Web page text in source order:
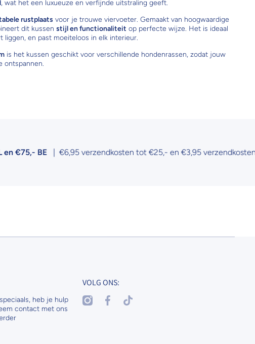
, wat het een luxueuze en verfijnde uitstraling geeft.
rustplaats voor je trouwe viervoeter. Gemaakt van hoogwaardige
dit kussen stijl en functionaliteit op perfecte wijze. Het is ideaal
en past moeiteloos in elk interieur.
is het kussen geschikt voor verschillende hondenrassen, zodat jouw
ontspannen.
BE| €6,95 verzendkosten tot €25,- en €3,95 verzendkosten tot
heb je hulp
contact met ons
VOLG ONS:
instagramcom/nenaspetsandhorses
facebookcom/nenasdogscats
tiktokcom/@nenaspetsnl